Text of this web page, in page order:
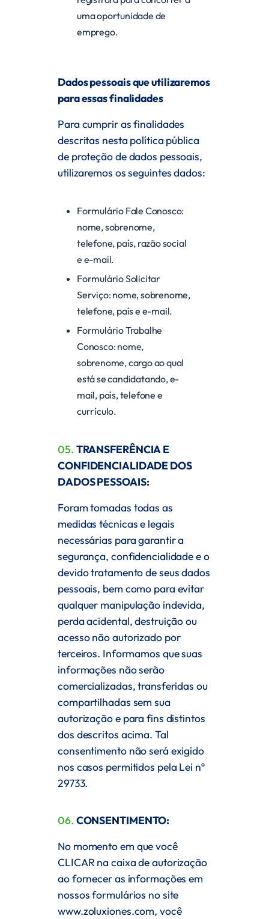
uma oportunidade de
emprego.
Dados pessoais que utilizaremos
para essas finalidades
Para cumprir as finalidades
descritas nesta política pública
de proteção de dados pessoais,
utilizaremos os seguintes dados:
Formulário Fale Conosco:
nome, sobrenome,
telefone, país, razão social
e e-mail.
Formulário Solicitar
Serviço: nome, sobrenome,
telefone, país e e-mail.
Formulário Trabalhe
Conosco: nome,
sobrenome, cargo ao qual
está se candidatando, e-
mail, país, telefone e
currículo.
05. TRANSFERÊNCIA E
CONFIDENCIALIDADE DOS
DADOS PESSOAIS:
Foram tomadas todas as
medidas técnicas e legais
necessárias para garantir a
segurança, confidencialidade e o
devido tratamento de seus dados
pessoais, bem como para evitar
qualquer manipulação indevida,
perda acidental, destruição ou
acesso não autorizado por
terceiros. Informamos que suas
informações não serão
comercializadas, transferidas ou
compartilhadas sem sua
autorização e para fins distintos
dos descritos acima. Tal
consentimento não será exigido
nos casos permitidos pela Lei nº
29733.
06. CONSENTIMENTO:
No momento em que você
CLICAR na caixa de autorização
ao fornecer as informações em
nossos formulários no site
www.zoluxiones.com, você